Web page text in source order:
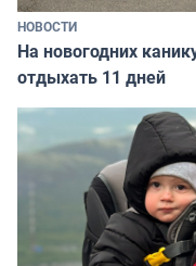
НОВОСТИ
На новогодних
отдыхать 11 дней